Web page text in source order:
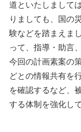
道といたしまして
りましても、国の
験などを踏まえま
って、指導・助言
今回の計画素案の
どとの情報共有を
を確認するなど、
する体制を強化し